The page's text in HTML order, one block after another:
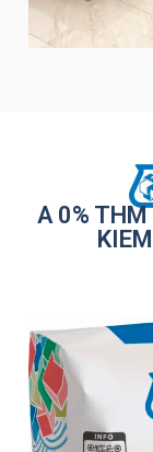
A 0% THM